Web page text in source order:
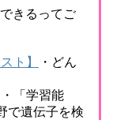
できるってご
ト】
・どん
「学習能
で遺伝子を検